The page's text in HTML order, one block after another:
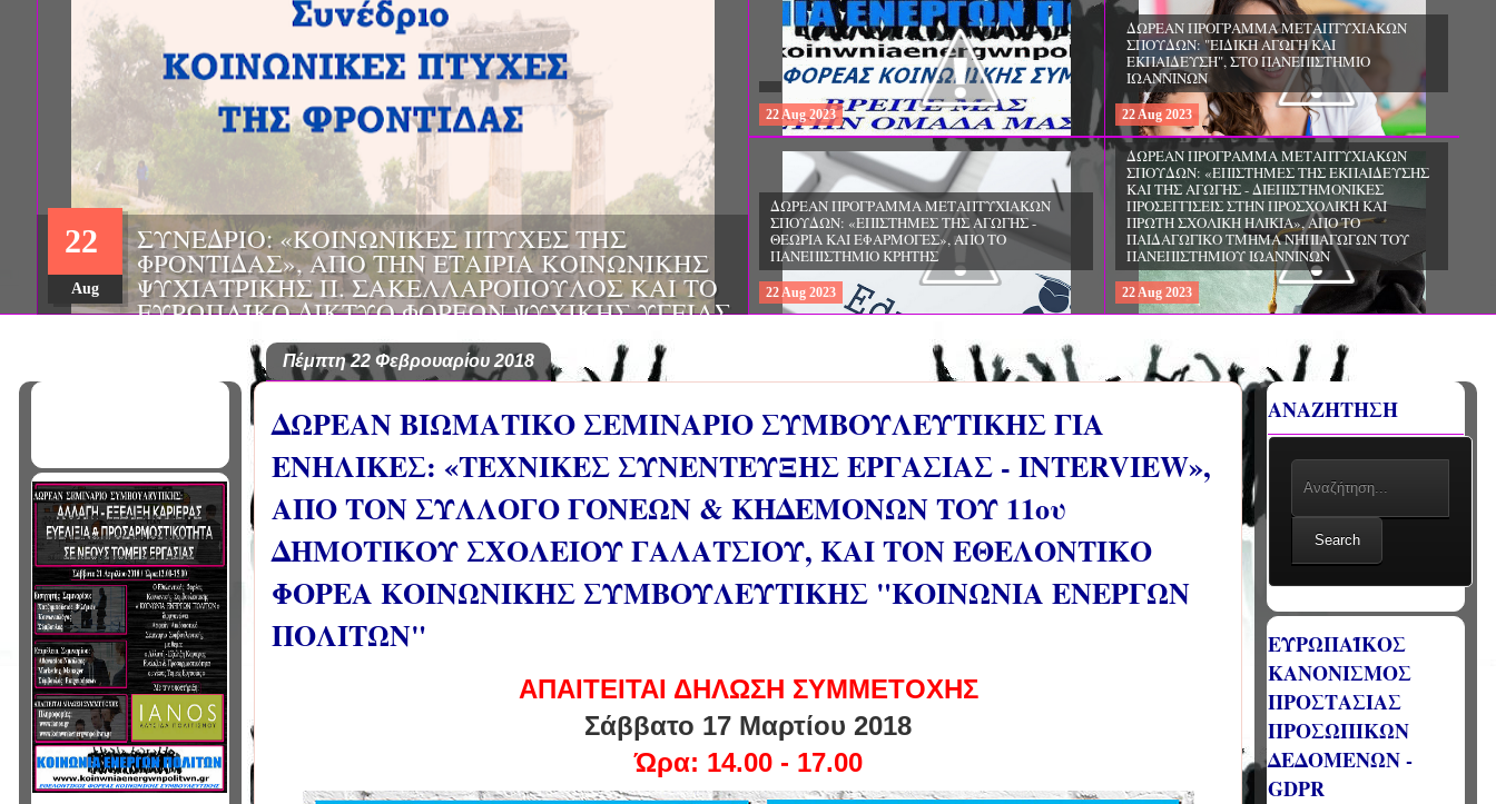
ΗΜΕΡΙΔΑ: "ΠΡΟΒΛΗΜΑΤΙΣΜΟΙ & ΔΙΛΗΜΜΑΤΑ
ΠΟΥ ΑΝΤΙΜΕΤΩΠΙΖΕΙ ΚΑΘΗΜΕΡΙΝΑ O
ΠΑΘΟΛΟΓΟΣ", ΑΠΟ ΤΗΝ ΕΤΑΙΡΕΙΑ
ΠΑΘΟΛΟΓΙΑΣ ΒΟΡΕΙΟΔΥΤΙΚΗΣ ΕΛΛΑΔΟΣ ΚΑΙ
ΤΙΣ Α' & Β' ΠΑΝΕΠΙΣΤΗΜΙΑΚΕΣ ΠΑΘΟΛΟΓΙΚΕΣ
ΚΛΙΝΙΚΕΣ ΠΓΝΙ
01
Mar
ΣΥΝΕΔΡΙΟ: «ΚΟΙΝΩΝΙΚΕΣ ΠΤΥΧΕΣ ΤΗΣ
ΦΡΟΝΤΙΔΑΣ», ΑΠΟ ΤΗΝ ΕΤΑΙΡΙΑ ΚΟΙΝΩΝΙΚΗΣ
ΨΥΧΙΑΤΡΙΚΗΣ Π. ΣΑΚΕΛΛΑΡΟΠΟΥΛΟΣ ΚΑΙ ΤΟ
EΥΡΩΠΑΪΚΟ ΔΙΚΤΥΟ ΦΟΡΕΩΝ ΨΥΧΙΚΗΣ
ΥΓΕΙΑΣ ΑSKLEPIOS
22Aug 2023 22Aug 2023
ΔΩΡΕΑΝ ΠΡΟΓΡΑΜΜΑ ΜΕΤΑΠΤΥΧΙΑΚΩΝ
ΣΠΟΥΔΩΝ: "ΕΙΔΙΚΗ ΑΓΩΓΗ ΚΑΙ
ΕΚΠΑΙΔΕΥΣΗ", ΣΤΟ ΠΑΝΕΠΙΣΤΗΜΙΟ
ΙΩΑΝΝΙΝΩΝ
22Aug 2023
ΔΩΡΕΑΝ ΠΡΟΓΡΑΜΜΑ ΜΕΤΑΠΤΥΧΙΑΚΩΝ
ΣΠΟΥΔΩΝ: «ΕΠΙΣΤΗΜΕΣ ΤΗΣ ΑΓΩΓΗΣ -
ΘΕΩΡΙΑ ΚΑΙ ΕΦΑΡΜΟΓΕΣ», ΑΠΟ ΤΟ
ΠΑΝΕΠΙΣΤΗΜΙΟ ΚΡΗΤΗΣ
22Aug 2023
Πέμπτη 22 Φεβρουαρίου 2018
ΔΩΡΕΑΝ ΒΙΩΜΑΤΙΚΟ ΣΕΜΙΝΑΡΙΟ ΣΥΜΒΟΥΛΕΥΤΙΚΗΣ ΓΙΑ
ΕΝΗΛΙΚΕΣ: «ΤΕΧΝΙΚΕΣ ΣΥΝΕΝΤΕΥΞΗΣ EΡΓΑΣΙΑΣ - INTERVIEW»,
ΑΠΟ ΤΟΝ ΣΥΛΛΟΓΟ ΓΟΝΕΩΝ & ΚΗΔΕΜΟΝΩΝ ΤΟΥ 11ου
ΔΗΜΟΤΙΚΟΥ ΣΧΟΛΕΙΟΥ ΓΑΛΑΤΣΙΟΥ, ΚΑΙ ΤΟΝ ΕΘΕΛΟΝΤΙΚΟ
ΦΟΡΕΑ ΚΟΙΝΩΝΙΚΗΣ ΣΥΜΒΟΥΛΕΥΤΙΚΗΣ "ΚΟΙΝΩΝΙΑ ΕΝΕΡΓΩΝ
ΠΟΛΙΤΩΝ"
ΑΠΑΙΤΕΙΤΑΙ ΔΗΛΩΣΗ ΣΥΜΜΕΤΟΧΗΣ
Σάββατο 17 Μαρτίου 2018
Ώρα: 14.00 - 17.00
ΑΝΑΖΗΤΗΣΗ
Search
ΕΥΡΩΠΑΪΚΟΣ
ΚΑΝΟΝΙΣΜΟΣ
ΠΡΟΣΤΑΣΙΑΣ
ΠΡΟΣΩΠΙΚΩΝ
ΔΕΔΟΜΕΝΩΝ -
GDPR